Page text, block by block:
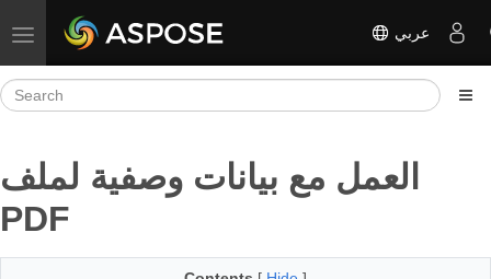
Toggle navigation عربي
العمل مع بيانات وصفية لملف
PDF